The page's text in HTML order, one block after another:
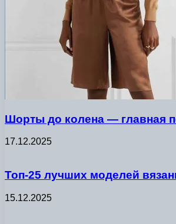
Шорты до колена — главная
17.12.2025
Топ-25 лучших моделей
15.12.2025